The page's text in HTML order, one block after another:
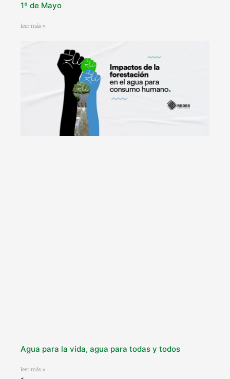
1º de Mayo
leer más »
Agua para la vida, agua para todas y todos
leer más »